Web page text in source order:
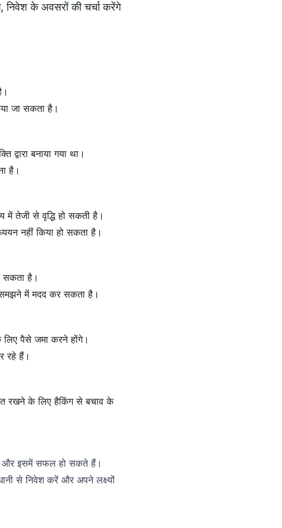
के अवसरों की चर्चा करेंगे
जा सकता है।
बनाया गया था।
है।
में तेजी से वृद्धि हो सकती है।
नहीं किया हो सकता है।
सकता है।
समझने में मदद कर सकता है।
लिए पैसे जमा करने होंगे।
रहे हैं।
रखने के लिए हैकिंग से बचाव के
और इसमें सफल हो सकते हैं।
से निवेश करें और अपने लक्ष्यों